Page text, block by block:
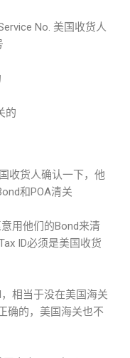
No. 美国收货人
的
收货人确认一下，他
和POA清关
用他们的Bond来清
ID必须是美国收货
相当于没在美国海关
确的，美国海关也不